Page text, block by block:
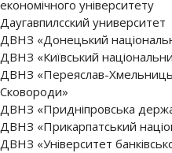
економічного університету
Даугавпилсский университет
ДВНЗ «Донецький
ДВНЗ «Київський
ДВНЗ «Переяслав-
Сковороди»
ДВНЗ «Придніпровська
ДВНЗ «Прикарпатський
ДВНЗ «Університет